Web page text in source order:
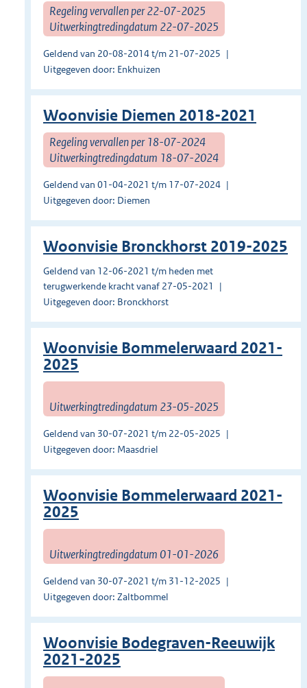
Regeling vervallen per 22-07-2025
Uitwerkingtredingdatum 22-07-2025
Geldend van 20-08-2014 t/m 21-07-2025
Uitgegeven door: Enkhuizen
Woonvisie Diemen 2018-2021
Regeling vervallen per 18-07-2024
Uitwerkingtredingdatum 18-07-2024
Geldend van 01-04-2021 t/m 17-07-2024
Uitgegeven door: Diemen
Woonvisie Bronckhorst 2019-2025
Geldend van 12-06-2021 t/m heden met
terugwerkende kracht vanaf 27-05-2021
Uitgegeven door: Bronckhorst
Woonvisie Bommelerwaard 2021-
2025
Uitwerkingtredingdatum 23-05-2025
Geldend van 30-07-2021 t/m 22-05-2025
Uitgegeven door: Maasdriel
Woonvisie Bommelerwaard 2021-
2025
Uitwerkingtredingdatum 01-01-2026
Geldend van 30-07-2021 t/m 31-12-2025
Uitgegeven door: Zaltbommel
Woonvisie Bodegraven-Reeuwijk
2021-2025